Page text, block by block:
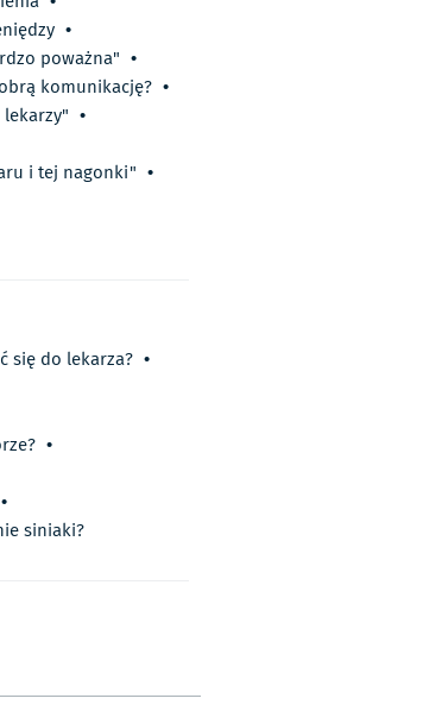
•
poważna" •
komunikację? •
lekarzy" •
i tej nagonki" •
się do lekarza? •
•
•
siniaki?